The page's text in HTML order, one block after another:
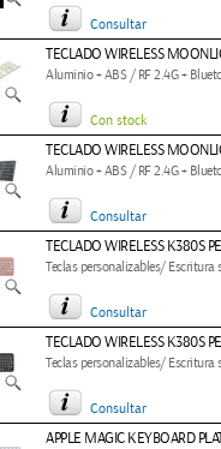
Consultar
TECLADO WIRELESS
Aluminio + ABS / RF 2.4G +
Con stock
TECLADO WIRELESS
Aluminio + ABS / RF 2.4G +
Consultar
TECLADO WIRELESS K380S
Teclas personalizables/ Escritura
Consultar
TECLADO WIRELESS K380S
Teclas personalizables/ Escritura
Consultar
APPLE MAGIC KEYBOARD